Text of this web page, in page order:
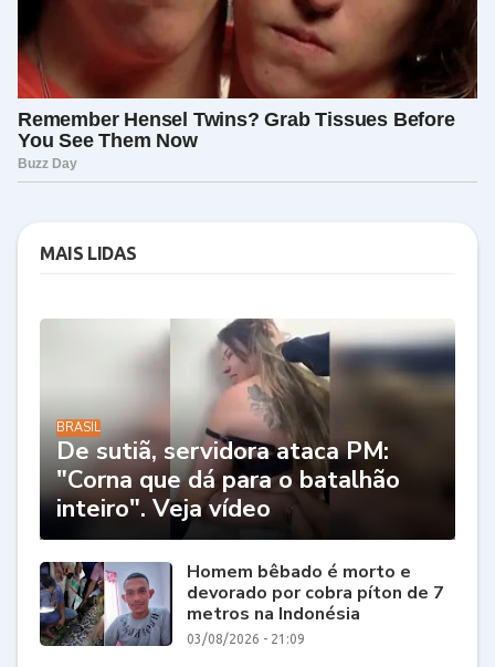
MAIS LIDAS
BRASIL
De sutiã, servidora ataca PM:
"Corna que dá para o batalhão
inteiro". Veja vídeo
Homem bêbado é morto e
devorado por cobra píton de 7
metros na Indonésia
03/08/2026 - 21:09